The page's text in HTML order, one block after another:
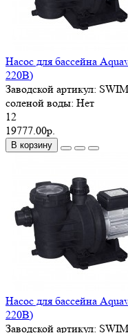
Насос для бассейна
220В)
Заводской артикул:
соленой воды: Нет
12
19777.00р.
В корзину
Насос для бассейна
220В)
Заводской артикул: